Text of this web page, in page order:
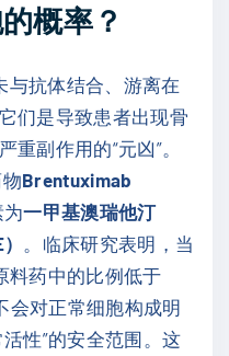
概率？
与抗体结合、游离在
们是导致患者出现骨
副作用的“元凶”。
Brentuximab
为一甲基澳瑞他汀
。临床研究表明，当
料药中的比例低于
会对正常细胞构成明
性”的安全范围。这